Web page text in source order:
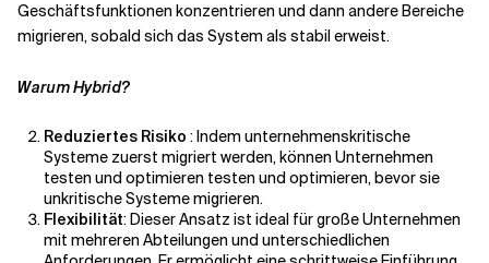
Geschäftsfunktionen konzentrieren und dann andere Bereiche
migrieren, sobald sich das System als stabil erweist.
Warum Hybrid?
Reduziertes Risiko : Indem unternehmenskritische
Systeme zuerst migriert werden, können Unternehmen
testen und optimieren testen und optimieren, bevor sie
unkritische Systeme migrieren.
Flexibilität: Dieser Ansatz ist ideal für große Unternehmen
mit mehreren Abteilungen und unterschiedlichen